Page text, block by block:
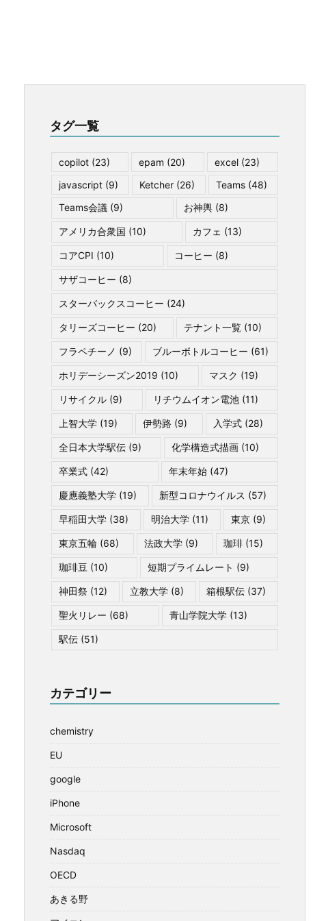
タグ一覧
copilot (23) epam (20) excel(23)
javascript (9) Ketcher (26) Teams (48)
Teams会議 (9) お神輿(8)
アメリカ合衆国 (10) カフェ (13)
コアCPI (10) コーヒー (8)
サザコーヒー (8)
スターバックスコーヒー (24)
タリーズコーヒー (20) テナント一覧(10)
フラペチーノ (9) ブルーボトルコーヒー (61)
ホリデーシーズン2019 (10) マスク (19)
リサイクル (9) リチウムイオン電池(11)
上智大学 (19) 伊勢路 (9) 入学式(28)
全日本大学駅伝 (9) 化学構造式描画(10)
卒業式 (42) 年末年始 (47)
慶應義塾大学 (19) 新型コロナウイルス (57)
早稲田大学 (38) 明治大学 (11) 東京 (9)
東京五輪 (68) 法政大学 (9) 珈琲 (15)
珈琲豆 (10) 短期プライムレート (9)
神田祭 (12) 立教大学 (8) 箱根駅伝 (37)
聖火リレー (68) 青山学院大学 (13)
駅伝 (51)
カテゴリー
chemistry
EU
google
iPhone
Microsoft
Nasdaq
OECD
あきる野